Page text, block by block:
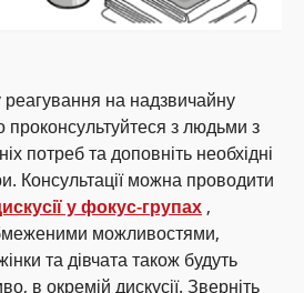
на надзвичайну
проконсультуйтеся з людьми з
потреб та доповніть необхідні
Консультації можна проводити
у фокус-групах ,
можливостями,
та дівчата також будуть
в окремій дискусії. Зверніть